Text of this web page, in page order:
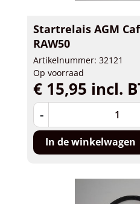
Startrelais AGM
RAW50
Artikelnummer: 32121
Op voorraad
€ 15,95 incl.
-
In de winkelwagen